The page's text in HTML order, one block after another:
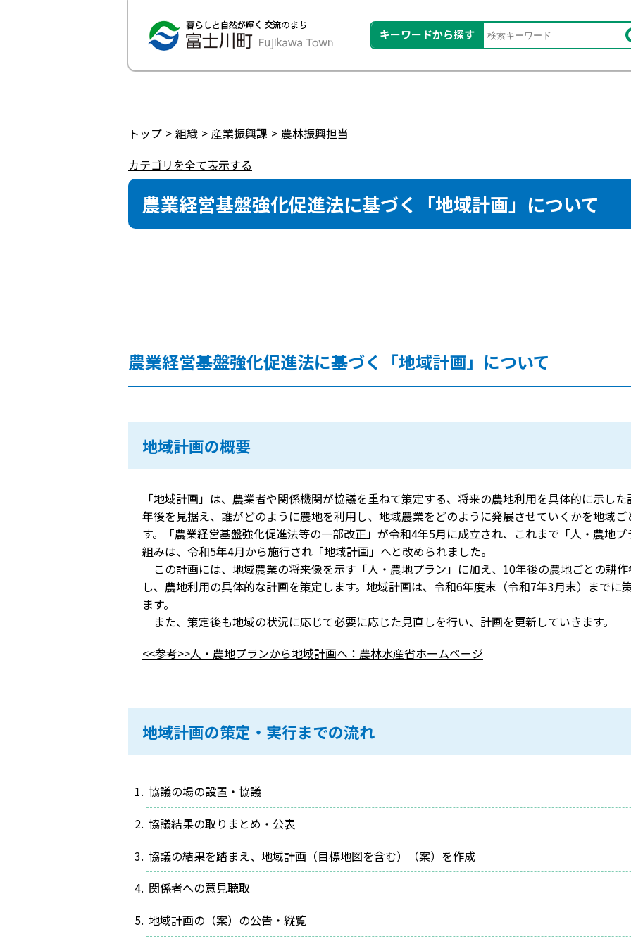
キーワードから探す
トップ 組織 産業振興課
農林振興担当
カテゴリを全て表示する
農業経営基盤強化促進法に基づく「地域計画」について
農業経営基盤強化促進法に基づく「地域計画」について
地域計画の概要
「地域計画」は、農業者や関係機関が協議を重ねて策定する、将来の農地利用を具体的に示し
年後を見据え、誰がどのように農地を利用し、地域農業をどのように発展させていくかを地域
す。「農業経営基盤強化促進法等の一部改正」が令和4年5月に成立され、これまで「人・農地
組みは、令和5年4月から施行され「地域計画」へと改められました。
この計画には、地域農業の将来像を示す「人・農地プラン」に加え、10年後の農地ごとの耕
し、農地利用の具体的な計画を策定します。地域計画は、令和6年度末（令和7年3月末）までに
ます。
また、策定後も地域の状況に応じて必要に応じた見直しを行い、計画を更新していきます。
<<参考>>人・農地プランから地域計画へ：農林水産省ホームページ
地域計画の策定・実行までの流れ
協議の場の設置・協議
協議結果の取りまとめ・公表
協議の結果を踏まえ、地域計画（目標地図を含む）（案）を作成
関係者への意見聴取
地域計画の（案）の公告・縦覧